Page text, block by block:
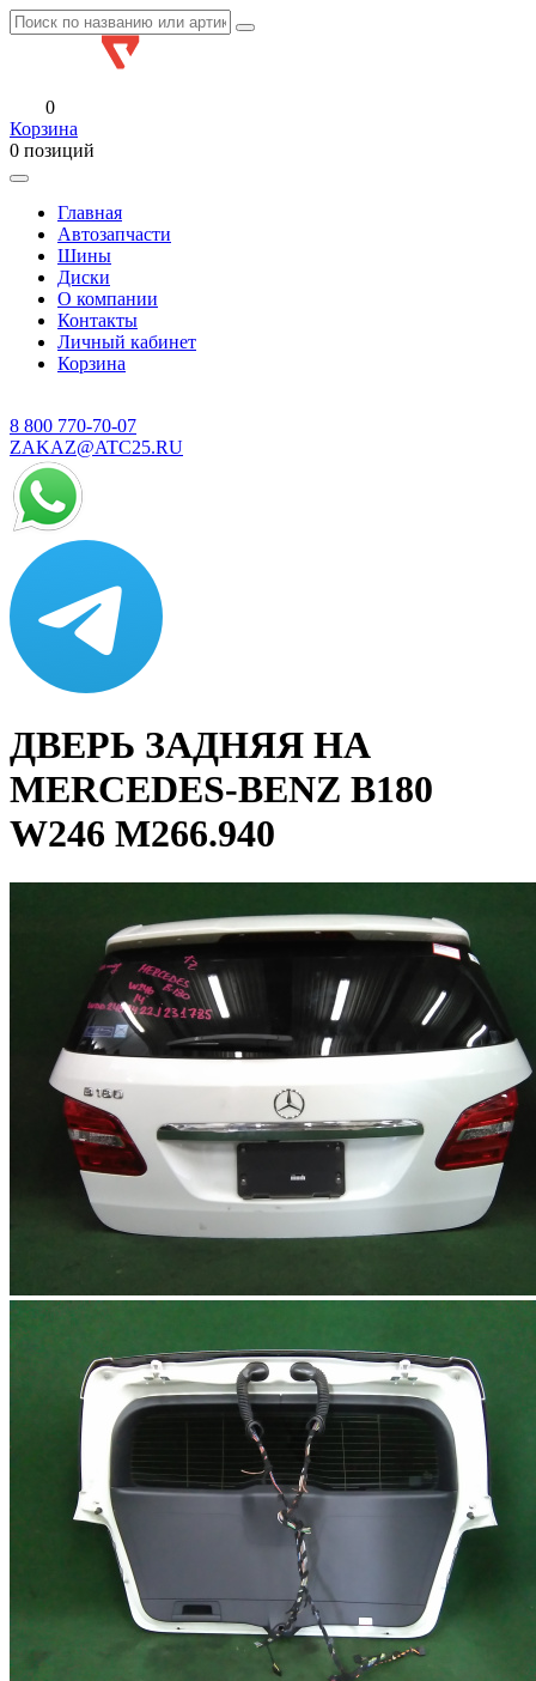
0
Корзина
0 позиций
Главная
Автозапчасти
Шины
Диски
О компании
Контакты
Личный кабинет
Корзина
8 800 770-70-07
ZAKAZ@ATC25.RU
ДВЕРЬ ЗАДНЯЯ НА
MERCEDES-BENZ B180
W246 M266.940